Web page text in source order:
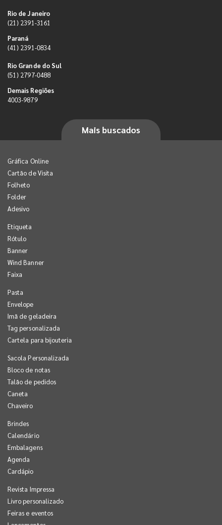
Rio de Janeiro
(21) 2391-3161
Paraná
(41) 2391-0834
Rio Grande do Sul
(51) 2797-0488
Demais Regiões
4003-9879
Mais buscados
Gráfica Online
Cartão de Visita
Folheto
Folder
Adesivo
Etiqueta
Rótulo
Banner
Wind Banner
Faixa
Pasta
Envelope
Imã de geladeira
Tag personalizada
Cartela para bijouteria
Sacola Personalizada
Bloco de notas
Talão de pedidos
Caneta
Chaveiro
Brindes
Calendário
Embalagens
Agenda
Cardápio
Revista Impressa
Livro personalizado
Feiras e eventos